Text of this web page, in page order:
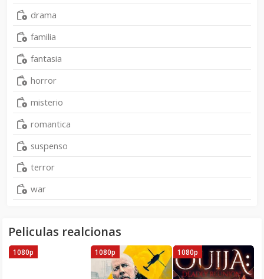
drama
familia
fantasia
horror
misterio
romantica
suspenso
terror
war
Peliculas realcionas
1080p 1080p 1080p